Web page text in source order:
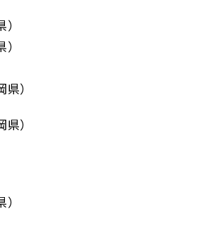
）
）